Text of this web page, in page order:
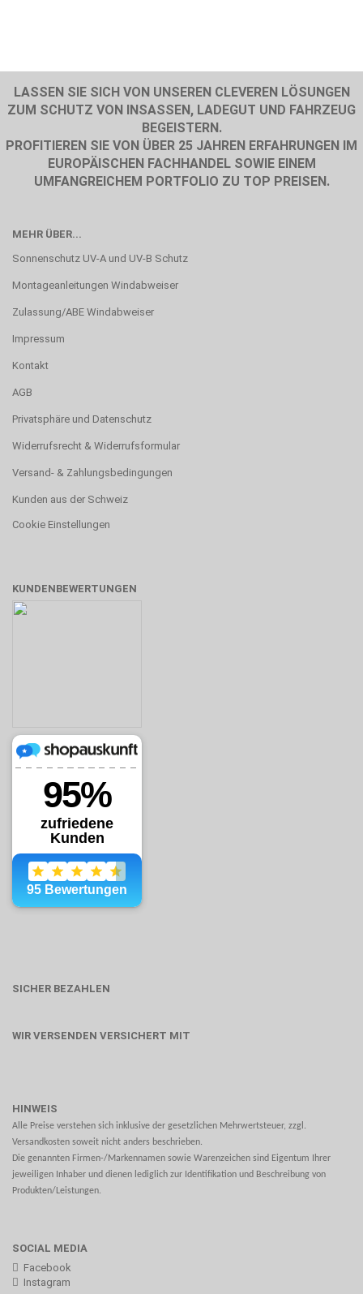
LASSEN SIE SICH VON UNSEREN CLEVEREN LÖSUNGEN
ZUM SCHUTZ VON INSASSEN, LADEGUT UND FAHRZEUG
BEGEISTERN.
PROFITIEREN SIE VON ÜBER 25 JAHREN ERFAHRUNGEN IM
EUROPÄISCHEN FACHHANDEL SOWIE EINEM
UMFANGREICHEM PORTFOLIO ZU TOP PREISEN.
MEHR ÜBER...
Sonnenschutz UV-A und UV-B Schutz
Montageanleitungen Windabweiser
Zulassung/ABE Windabweiser
Impressum
Kontakt
AGB
Privatsphäre und Datenschutz
Widerrufsrecht & Widerrufsformular
Versand- & Zahlungsbedingungen
Kunden aus der Schweiz
Cookie Einstellungen
KUNDENBEWERTUNGEN
SICHER BEZAHLEN
WIR VERSENDEN VERSICHERT MIT
HINWEIS
Alle Preise verstehen sich inklusive der gesetzlichen Mehrwertsteuer, zzgl.
Versandkosten soweit nicht anders beschrieben.
Die genannten Firmen-/Markennamen sowie Warenzeichen sind Eigentum Ihrer
jeweiligen Inhaber und dienen lediglich zur Identifikation und Beschreibung von
Produkten/Leistungen.
SOCIAL MEDIA
Facebook
Instagram